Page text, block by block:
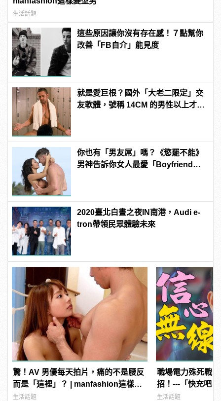
生活話題
這些原因讓你沒有存在感！７點幫你
改善「FB自介」能見度
就是愛巨根？國外「大老二限定」交
友軟體，號稱 14CM 的男性以上才給
你也有「男友屌」嗎？《慾罷不能》
男神告訴你女人最愛「Boyfriend
2020臺北白晝之夜IN南港，Audi e-
tron帶領民眾體驗未來
驚！AV 男優每天拍片，痛的不是腰反
而是「這裡」？ | manfashion這樣變
型男
生活話題
職場電力殊死戰
招！---「快充吧
生活話題